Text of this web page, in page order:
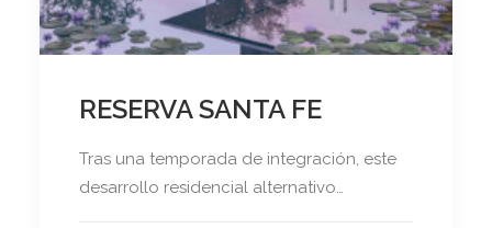
RESERVA SANTA FE
Tras una temporada de integración, este
desarrollo residencial alternativo…